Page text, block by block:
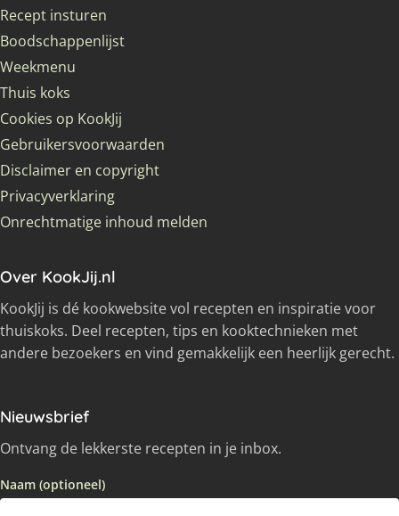
Recept insturen
Boodschappenlijst
Weekmenu
Thuis koks
Cookies op KookJij
Gebruikersvoorwaarden
Disclaimer en copyright
Privacyverklaring
Onrechtmatige inhoud melden
Over KookJij.nl
KookJij is dé kookwebsite vol recepten en inspiratie voor
thuiskoks. Deel recepten, tips en kooktechnieken met
andere bezoekers en vind gemakkelijk een heerlijk gerecht.
Nieuwsbrief
Ontvang de lekkerste recepten in je inbox.
Naam (optioneel)